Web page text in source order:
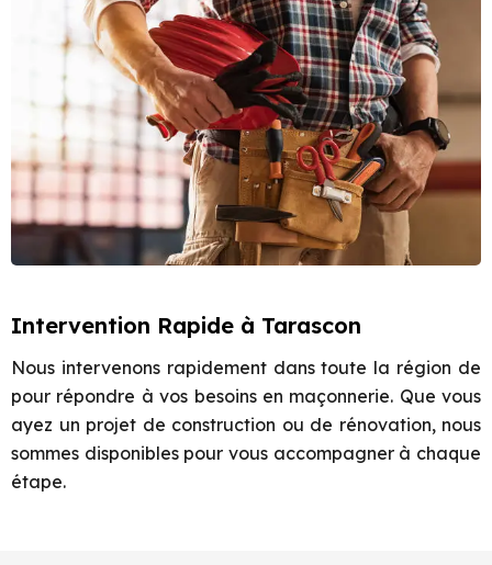
Intervention Rapide à Tarascon
Nous intervenons rapidement dans toute la région de
pour répondre à vos besoins en maçonnerie. Que vous
ayez un projet de construction ou de rénovation, nous
sommes disponibles pour vous accompagner à chaque
étape.